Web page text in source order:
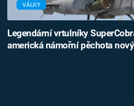
VÁLKY
Legendární vrtulníky
americká námořní pěchota